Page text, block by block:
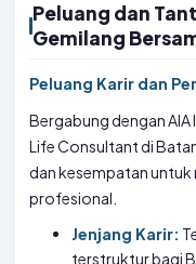
Peluang dan
Gemilang
Peluang Karir dan
Bergabung dengan
Life Consultant di
dan kesempatan
profesional.
Jenjang Karir:
terstruktur bagi